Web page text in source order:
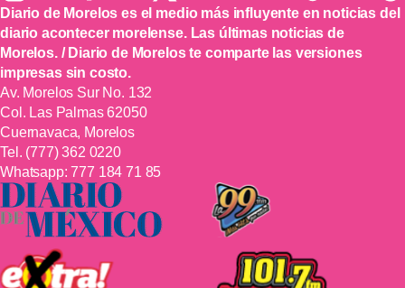
Diario de Morelos es el medio más influyente en noticias del
diario acontecer morelense. Las últimas noticias de
Morelos. / Diario de Morelos te comparte las versiones
impresas sin costo.
Av. Morelos Sur No. 132
Col. Las Palmas 62050
Cuernavaca, Morelos
Tel. (777) 362 0220
Whatsapp:777 184 71 85